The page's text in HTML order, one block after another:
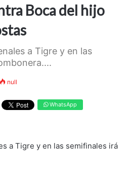
Boca del hijo
a Tigre y en las
null
WhatsApp
a Tigre y en las semifinales irá